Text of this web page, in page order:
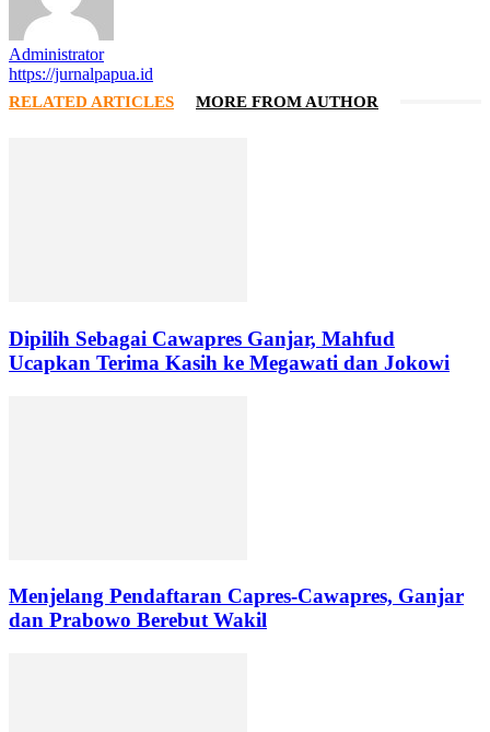
Administrator
https://jurnalpapua.id
RELATED ARTICLES MORE FROM AUTHOR
Dipilih Sebagai Cawapres Ganjar, Mahfud
Ucapkan Terima Kasih ke Megawati dan Jokowi
Menjelang Pendaftaran Capres-Cawapres, Ganjar
dan Prabowo Berebut Wakil